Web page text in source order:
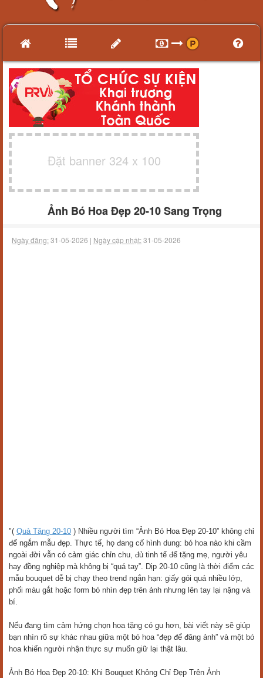
Đặt banner 324 x 100
Ảnh Bó Hoa Đẹp 20-10 Sang Trọng
Ngày đăng:31-05-2026 | Ngày cập nhật:31-05-2026
"( Quà Tặng 20-10 ) Nhiều người tìm “Ảnh Bó Hoa Đẹp 20-10” không chỉ
để ngắm mẫu đẹp. Thực tế, họ đang cố hình dung: bó hoa nào khi cầm
ngoài đời vẫn có cảm giác chỉn chu, đủ tinh tế để tặng mẹ, người yêu
hay đồng nghiệp mà không bị “quá tay”. Dịp 20-10 cũng là thời điểm các
mẫu bouquet dễ bị chạy theo trend ngắn hạn: giấy gói quá nhiều lớp,
phối màu gắt hoặc form bó nhìn đẹp trên ảnh nhưng lên tay lại nặng và
bí.
Nếu đang tìm cảm hứng chọn hoa tặng có gu hơn, bài viết này sẽ giúp
bạn nhìn rõ sự khác nhau giữa một bó hoa “đẹp để đăng ảnh” và một bó
hoa khiến người nhận thực sự muốn giữ lại thật lâu.
Ảnh Bó Hoa Đẹp 20-10: Khi Bouquet Không Chỉ Đẹp Trên Ảnh